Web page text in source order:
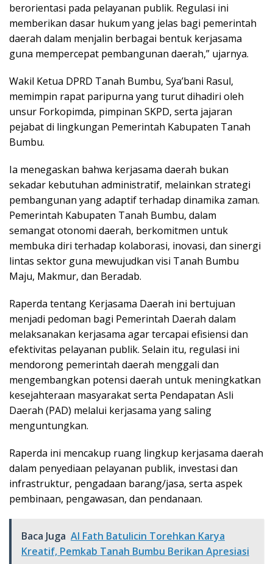
berorientasi pada pelayanan publik. Regulasi ini
memberikan dasar hukum yang jelas bagi pemerintah
daerah dalam menjalin berbagai bentuk kerjasama
guna mempercepat pembangunan daerah,” ujarnya.
Wakil Ketua DPRD Tanah Bumbu, Sya’bani Rasul,
memimpin rapat paripurna yang turut dihadiri oleh
unsur Forkopimda, pimpinan SKPD, serta jajaran
pejabat di lingkungan Pemerintah Kabupaten Tanah
Bumbu.
Ia menegaskan bahwa kerjasama daerah bukan
sekadar kebutuhan administratif, melainkan strategi
pembangunan yang adaptif terhadap dinamika zaman.
Pemerintah Kabupaten Tanah Bumbu, dalam
semangat otonomi daerah, berkomitmen untuk
membuka diri terhadap kolaborasi, inovasi, dan sinergi
lintas sektor guna mewujudkan visi Tanah Bumbu
Maju, Makmur, dan Beradab.
Raperda tentang Kerjasama Daerah ini bertujuan
menjadi pedoman bagi Pemerintah Daerah dalam
melaksanakan kerjasama agar tercapai efisiensi dan
efektivitas pelayanan publik. Selain itu, regulasi ini
mendorong pemerintah daerah menggali dan
mengembangkan potensi daerah untuk meningkatkan
kesejahteraan masyarakat serta Pendapatan Asli
Daerah (PAD) melalui kerjasama yang saling
menguntungkan.
Raperda ini mencakup ruang lingkup kerjasama daerah
dalam penyediaan pelayanan publik, investasi dan
infrastruktur, pengadaan barang/jasa, serta aspek
pembinaan, pengawasan, dan pendanaan.
Baca Juga Al Fath Batulicin Torehkan Karya
Kreatif, Pemkab Tanah Bumbu Berikan Apresiasi